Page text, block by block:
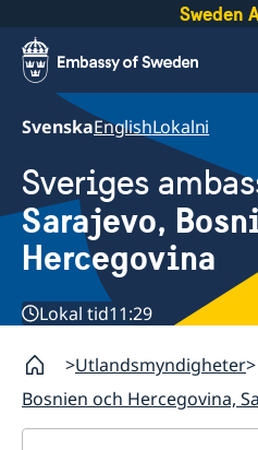
Sweden
SvenskaEnglishLokalni
Sveriges
Sarajevo,
Hercegovina
Lokal tid11:29
Utlandsmyndigheter
Bosnien och Hercegovina,